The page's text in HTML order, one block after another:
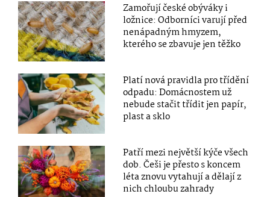
Zamořují české obýváky i
ložnice: Odborníci varují před
nenápadným hmyzem,
kterého se zbavuje jen těžko
Platí nová pravidla pro třídění
odpadu: Domácnostem už
nebude stačit třídit jen papír,
plast a sklo
Patří mezi největší kýče všech
dob. Češi je přesto s koncem
léta znovu vytahují a dělají z
nich chloubu zahrady